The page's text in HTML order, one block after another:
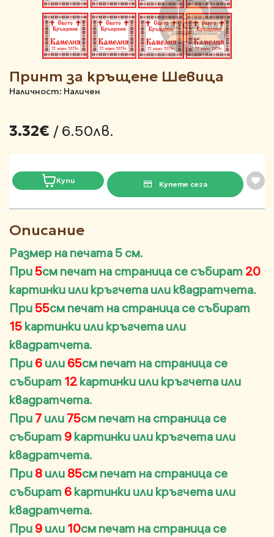
Принт за кръщене Шевица
Наличност: Наличен
3.32€ / 6.50лв.
Купи Купете сега
Описание
Размер на печата 5 см.
При 5см печат на страница се събират 20
картинки или кръгчета или квадратчета.
При 55см печат на страница се събират
15 картинки или кръгчета или
квадратчета.
При 6 или 65см печат на страница се
събират 12 картинки или кръгчета или
квадратчета.
При 7 или 75см печат на страница се
събират 9 картинки или кръгчета или
квадратчета.
При 8 или 85см печат на страница се
събират 6 картинки или кръгчета или
квадратчета.
При 9 или 10см печат на страница се